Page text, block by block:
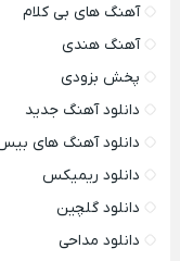
آهنگ های بی کلام
آهنگ هندی
پخش بزودی
دانلود آهنگ جدید
دانلود آهنگ های بیس
دانلود ریمیکس
دانلود گلچین
دانلود مداحی